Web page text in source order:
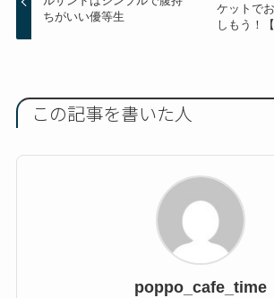
ちがいい優等生
ケットで
しもう！
この記事を書いた人
poppo_cafe_time